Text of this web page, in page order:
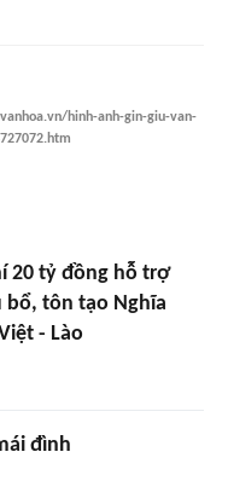
hinh-anh-gin-giu-van-
20 tỷ đồng hỗ trợ
bổ, tôn tạo Nghĩa
- Lào
đình